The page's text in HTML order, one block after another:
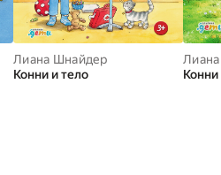
Лиана Шнайдер
Конни и тело